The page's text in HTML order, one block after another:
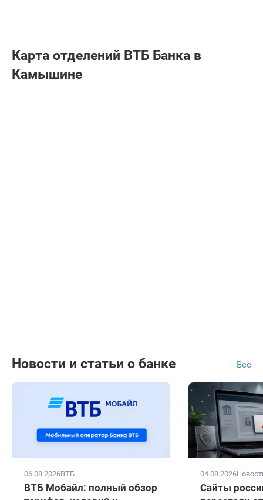
Карта отделений ВТБ Банкa в
Камышине
Новости и статьи о банке Все
06.08.2026ВТБ
ВТБ Мобайл: полный обзор
04.08.2026
Сайты